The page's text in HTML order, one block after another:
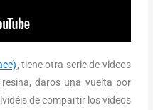
, tiene otra serie de videos
daros una vuelta por
de compartir los videos